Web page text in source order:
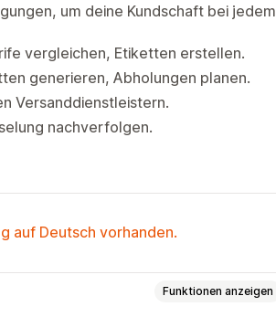
um deine Kundschaft bei jedem
vergleichen, Etiketten erstellen.
generieren, Abholungen planen.
Versanddienstleistern.
nachverfolgen.
auf Deutsch vorhanden.
Funktionen anzeigen